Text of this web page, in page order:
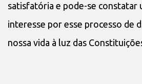
satisfatória e pode-se constatar
interesse por esse processo de
nossa vida à luz das